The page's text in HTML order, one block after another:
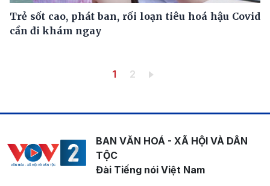
Trẻ sốt cao, phát ban, rối loạn tiêu hoá hậu Covid
cần đi khám ngay
Trang hiện thời
1 Trang
2
BAN VĂN HOÁ - XÃ HỘI VÀ DÂN
TỘC
Đài Tiếng nói Việt Nam